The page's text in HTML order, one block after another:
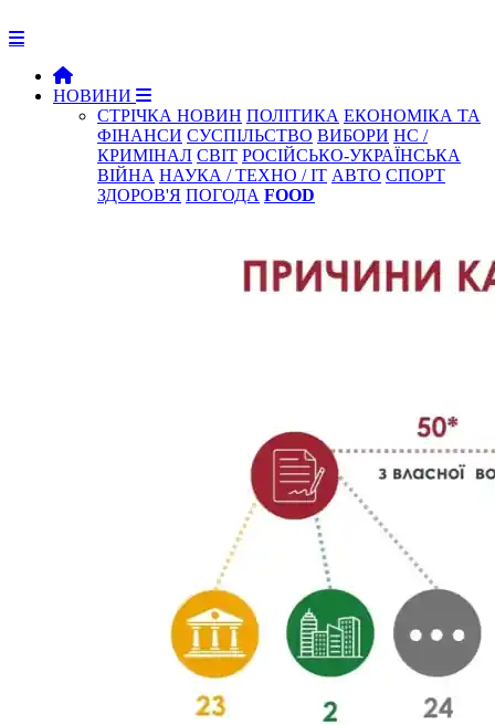
НОВИНИ
СТРІЧКА НОВИН ПОЛІТИКА ЕКОНОМІКА ТА
ФІНАНСИ СУСПІЛЬСТВО ВИБОРИ НС /
КРИМІНАЛ СВІТ РОСІЙСЬКО-УКРАЇНСЬКА
ВІЙНА НАУКА / ТЕХНО / IT АВТО СПОРТ
ЗДОРОВ'Я ПОГОДА FOOD